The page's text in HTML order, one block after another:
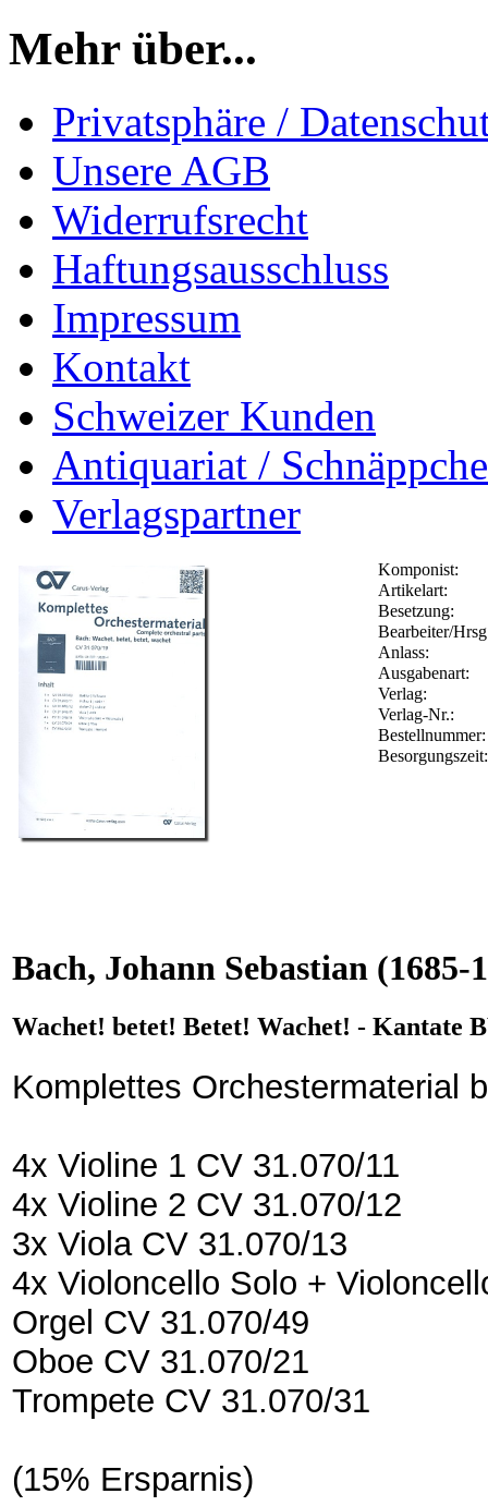
Mehr über...
Privatsphäre /
Unsere AGB
Widerrufsrecht
Haftungsausschluss
Impressum
Kontakt
Schweizer Kunden
Antiquariat /
Verlagspartner
Komponist:
Artikelart:
Besetzung:
Bearbeiter/
Anlass:
Ausgabenart:
Verlag:
Verlag-Nr.:
Bach, Johann Sebastian (1685-
Wachet! betet! Betet! Wachet! - Kantate
Komplettes Orchestermaterial
4x Violine 1 CV 31.070/11
4x Violine 2 CV 31.070/12
3x Viola CV 31.070/13
4x Violoncello Solo +
Orgel CV 31.070/49
Oboe CV 31.070/21
Trompete CV 31.070/31
(15% Ersparnis)